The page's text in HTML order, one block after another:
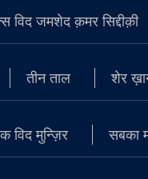
विद जमशेद क़मर सिद्दीक़ी
तीन ताल शेर
विद मुन्ज़िर सबका